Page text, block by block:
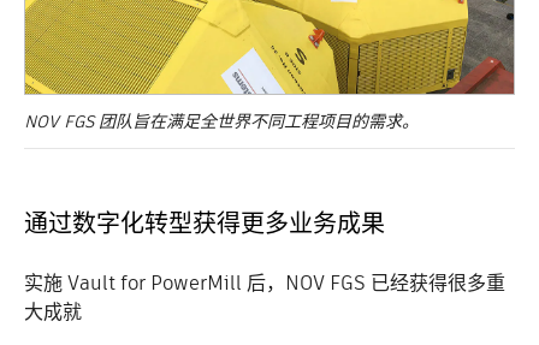
NOV FGS 团队旨在满足全世界不同工程项目的需求。
通过数字化转型获得更多业务成果
实施 Vault for PowerMill 后，NOV FGS 已经获得很多重
大成就